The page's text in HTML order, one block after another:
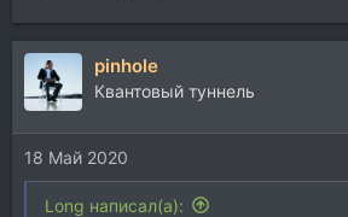
pinhole
Квантовый туннель
18 Май 2020
Long написал(а):